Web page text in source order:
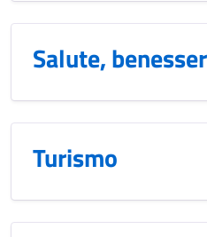
Salute,
Turismo